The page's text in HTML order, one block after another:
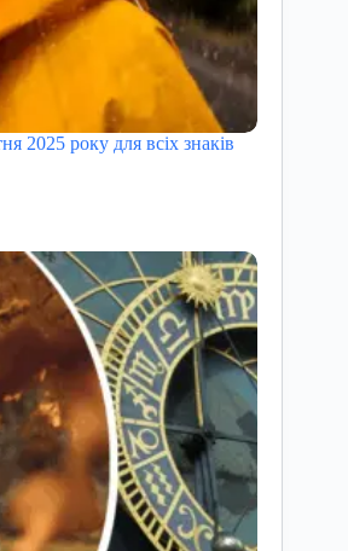
2025 року для всіх знаків